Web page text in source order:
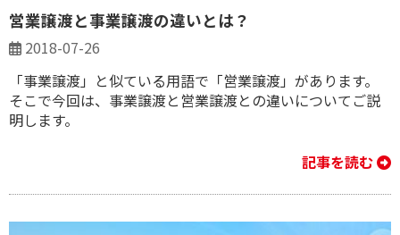
営業譲渡と事業譲渡の違いとは？
2018-07-26
「事業譲渡」と似ている用語で「営業譲渡」があります。
そこで今回は、事業譲渡と営業譲渡との違いについてご説
明します。
記事を読む